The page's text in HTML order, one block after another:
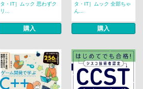
タ・IT］ムック 思わずク
リ...
購入
タ・IT］ムック 全部ちゃ
ん...
購入